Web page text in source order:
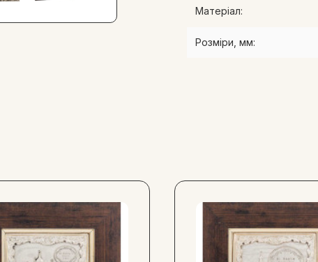
Величний образ ширяє
розташована молитва.
Матеріал:
Розміри, мм: